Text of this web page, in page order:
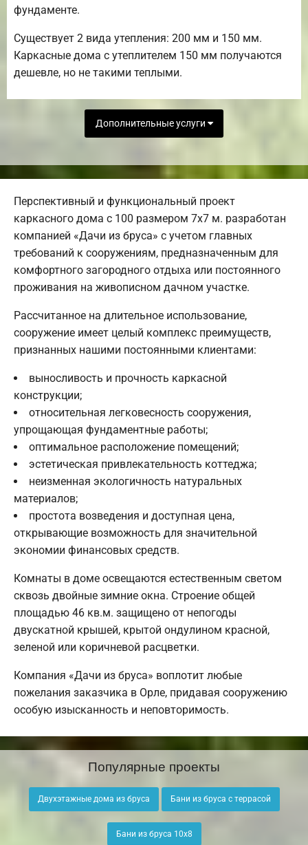
фундаменте.
Существует 2 вида утепления: 200 мм и 150 мм.
Каркасные дома с утеплителем 150 мм получаются
дешевле, но не такими теплыми.
Дополнительные услуги
Перспективный и функциональный проект
каркасного дома с 100 размером 7х7 м. разработан
компанией «Дачи из бруса» с учетом главных
требований к сооружениям, предназначенным для
комфортного загородного отдыха или постоянного
проживания на живописном дачном участке.
Рассчитанное на длительное использование,
сооружение имеет целый комплекс преимуществ,
признанных нашими постоянными клиентами:
выносливость и прочность каркасной
конструкции;
относительная легковесность сооружения,
упрощающая фундаментные работы;
оптимальное расположение помещений;
эстетическая привлекательность коттеджа;
неизменная экологичность натуральных
материалов;
простота возведения и доступная цена,
открывающие возможность для значительной
экономии финансовых средств.
Комнаты в доме освещаются естественным светом
сквозь двойные зимние окна. Строение общей
площадью 46 кв.м. защищено от непогоды
двускатной крышей, крытой ондулином красной,
зеленой или коричневой расцветки.
Компания «Дачи из бруса» воплотит любые
пожелания заказчика в Орле, придавая сооружению
особую изысканность и неповторимость.
Популярные проекты
Двухэтажные дома из бруса Бани из бруса с террасой
Бани из бруса 10х8